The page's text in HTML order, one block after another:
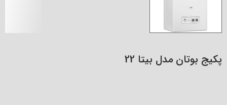
پکیج بوتان مدل بیتا 22